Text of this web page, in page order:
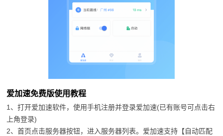
爱加速免费版使用教程
1、打开爱加速软件，使用手机注册并登录爱加速(已有账号可点击右
上角登录)
2、首页点击服务器按钮，进入服务器列表。爱加速支持【自动匹配